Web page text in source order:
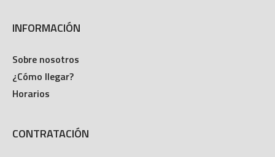
INFORMACIÓN
Sobre nosotros
¿Cómo llegar?
Horarios
CONTRATACIÓN